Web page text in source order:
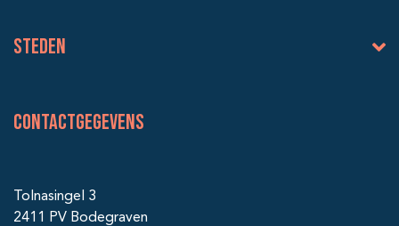
Steden
Contactgegevens
Tolnasingel 3
2411 PV Bodegraven